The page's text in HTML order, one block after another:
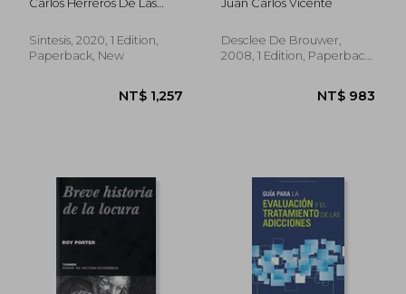
Carlos Herreros De Las
Sintesis, 2020, 1 Edition,
Paperback, New
Spanish)
Juan Carlos Vicente
Desclee De Brouwer,
2008, 1 Edition, Paperback,